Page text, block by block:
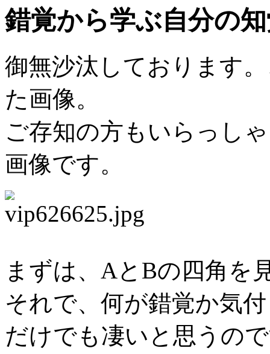
錯覚から学ぶ自分の
御無沙汰しております
た画像。
ご存知の方もいらっし
画像です。
まずは、AとBの四角を
それで、何が錯覚か気
だけでも凄いと思うの